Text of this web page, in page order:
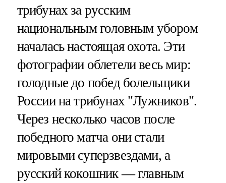
трибунах за русским
национальным головным убором
началась настоящая охота. Эти
фотографии облетели весь мир:
голодные до побед болельщики
России на трибунах "Лужников".
Через несколько часов после
победного матча они стали
мировыми суперзвездами, а
русский кокошник — главным